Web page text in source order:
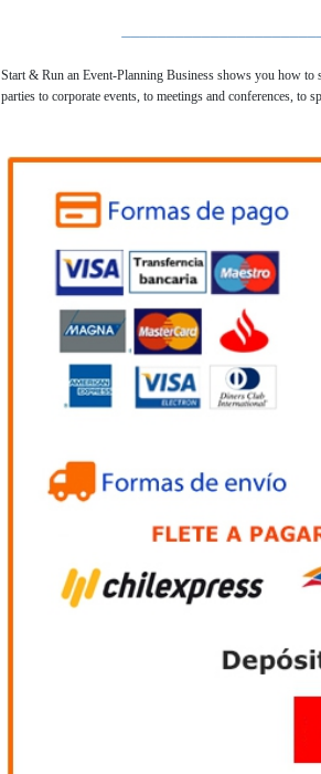
Start & Run an Event-Planning Business shows you how
parties to corporate events, to meetings and conferences,